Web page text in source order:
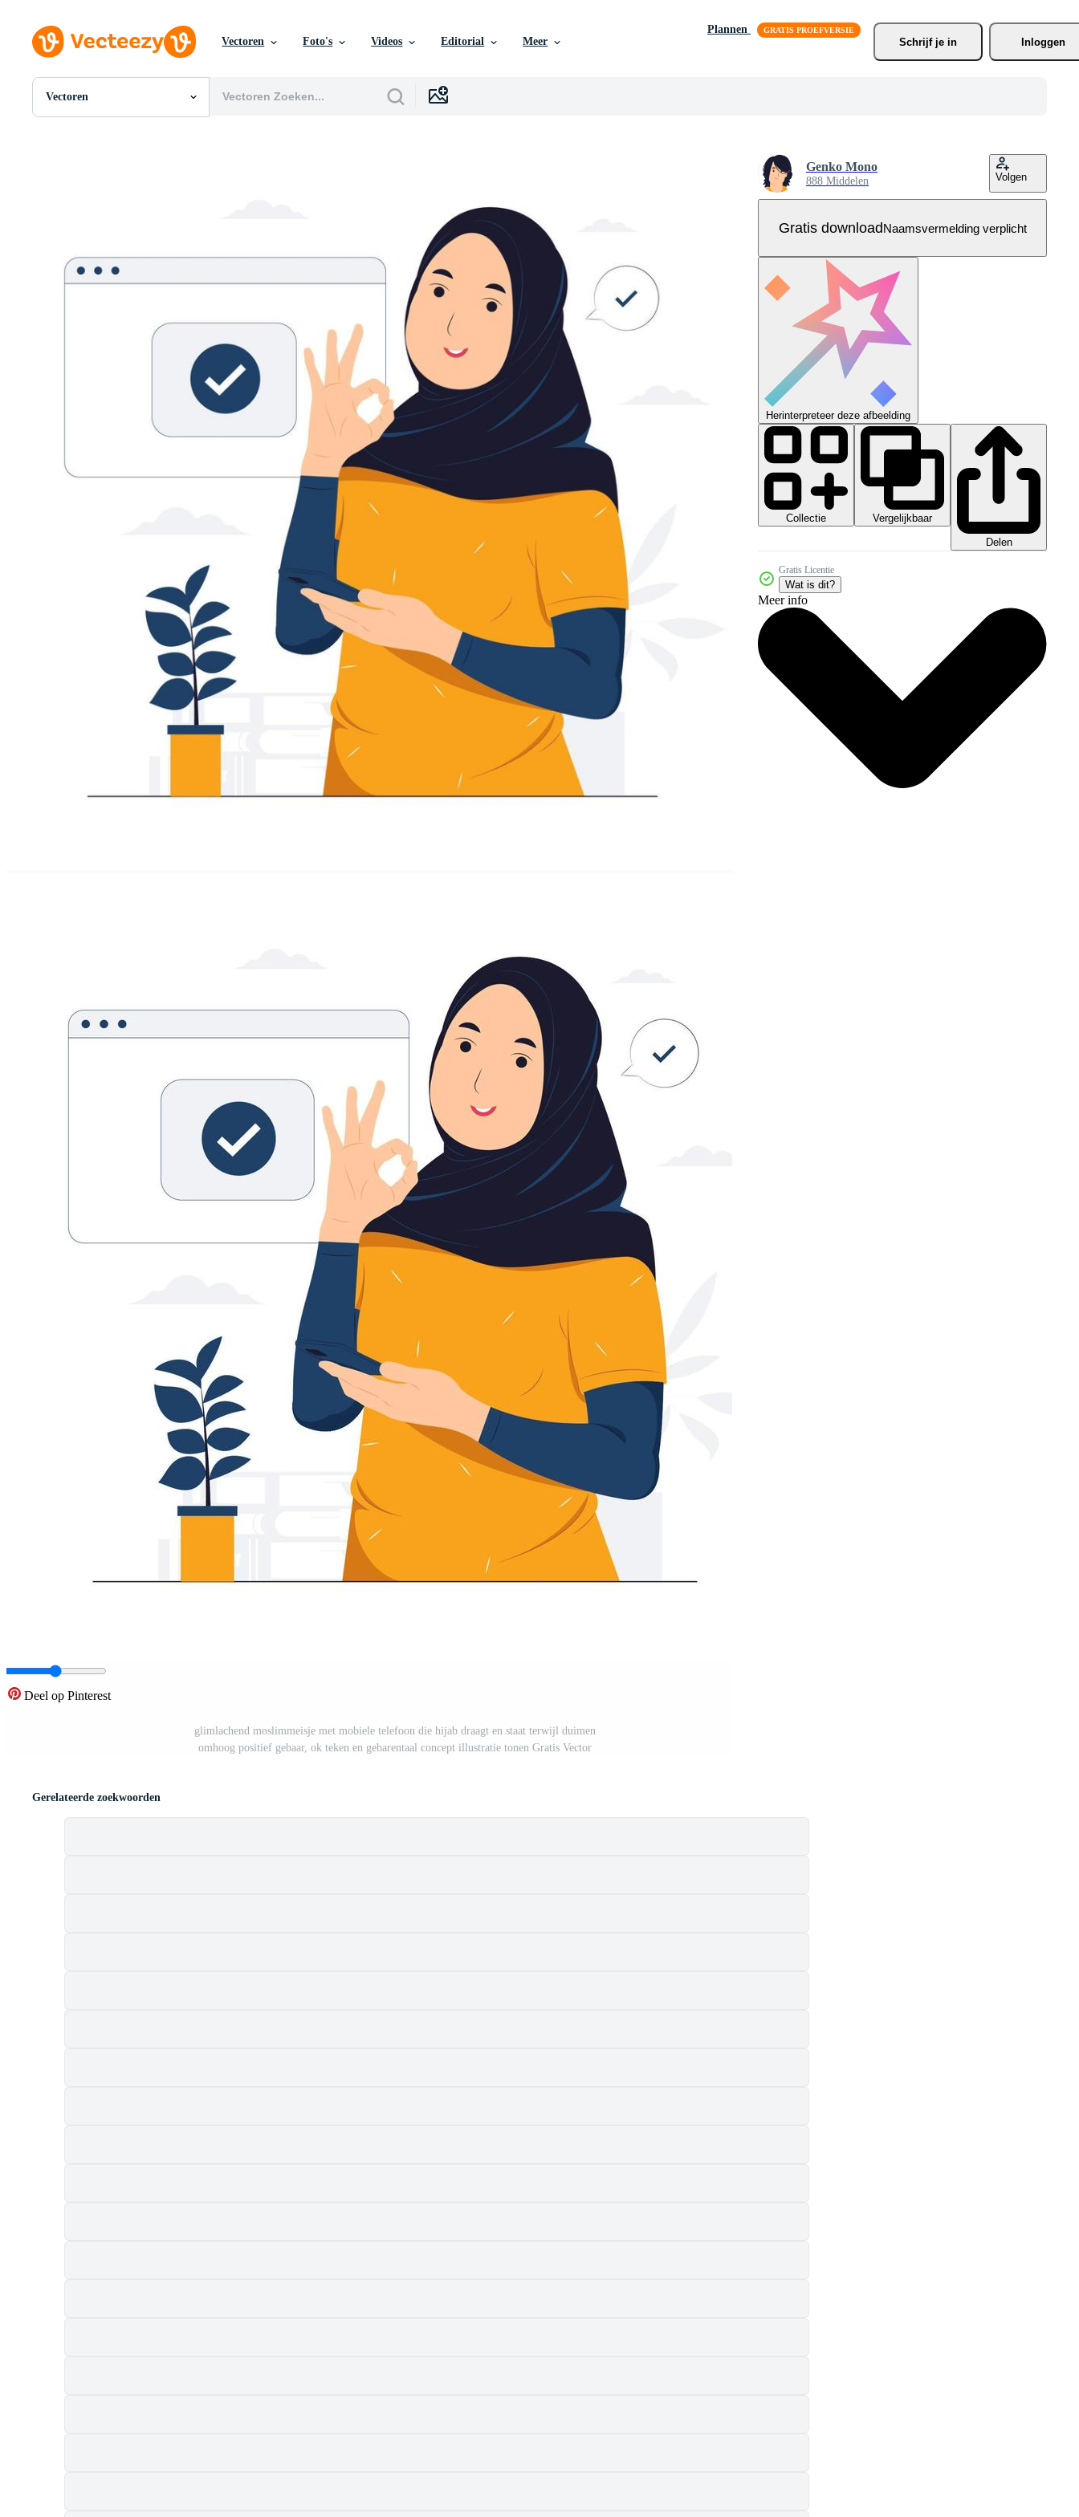
Vectoren Foto's Videos Editorial Meer
Plannen
Schrijf je in Inloggen
Vectoren
Alle Afbeeldingen
Redactionele Afbeeldingen
Redactionele Evenementen
Deel op Pinterest
glimlachend moslimmeisje met mobiele telefoon die hijab draagt en staat terwijl duimen
omhoog positief gebaar, ok teken en gebarentaal concept illustratie tonen Gratis Vector
Genko Mono
888 Middelen Volgen
Gratis downloadNaamsvermelding verplicht
Herinterpreteer deze afbeelding
Collectie
Vergelijkbaar
Delen
Gratis Licentie
Wat is dit?
Meer info
Gerelateerde zoekwoorden